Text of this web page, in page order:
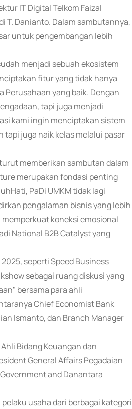
IT Digital Telkom Faizal
T. Danianto. Dalam sambutannya,
untuk pengembangan lebih
menjadi sebuah ekosistem
fitur yang tidak hanya
Perusahaan yang baik. Dengan
tapi juga menjadi
kami ingin menciptakan sistem
juga naik kelas melalui pasar
memberikan sambutan dalam
merupakan fondasi penting
PaDi UMKM tidak lagi
pengalaman bisnis yang lebih
koneksi emosional
National B2B Catalyst yang
seperti Speed Business
sebagai ruang diskusi yang
bersama para ahli
Chief Economist Bank
Ismanto, dan Branch Manager
Bidang Keuangan dan
General Affairs Pegadaian
and Danantara
usaha dari berbagai kategori